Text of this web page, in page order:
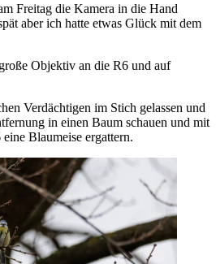
Freitag die Kamera in die Hand
aber ich hatte etwas Glück mit dem
Objektiv an die R6 und auf
Verdächtigen im Stich gelassen und
in einen Baum schauen und mit
Blaumeise ergattern.